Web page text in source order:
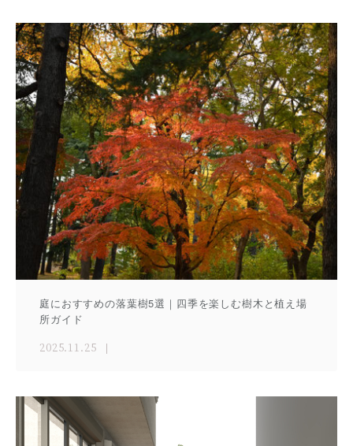
庭におすすめの落葉樹5選｜四季を楽しむ樹木と植え場
所ガイド
2025.11.25